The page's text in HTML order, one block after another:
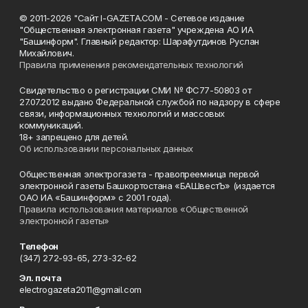
© 2011-2026 "Сайт I-GAZETA.COM - Сетевое издание
"Общественная электронная газета" учреждена АО ИА
"Башинформ". Главный редактор: Шарафутдинов Руслан
Михайлович.
Правила применения рекомендательных технологий
Свидетельство о регистрации СМИ № ФС77-50803 от
27.07.2012 выдано Федеральной службой по надзору в сфере
связи, информационных технологий и массовых
коммуникаций.
18+ запрещено для детей.
Об использовании персональных данных
Общественная электрогазета - правопреемница первой
электронной газеты Башкортостана «БАШвестЪ» (издается
ОАО ИА «Башинформ» с 2001 года).
Правила использования материалов «Общественной
электронной газеты»
Телефон
(347) 272-93-65, 273-32-62
Эл. почта
electrogazeta2011@gmail.com